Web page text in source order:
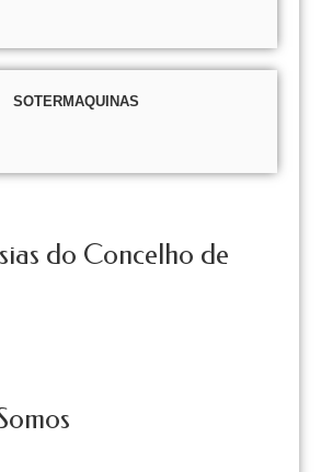
SOTERMAQUINAS
do Concelho de